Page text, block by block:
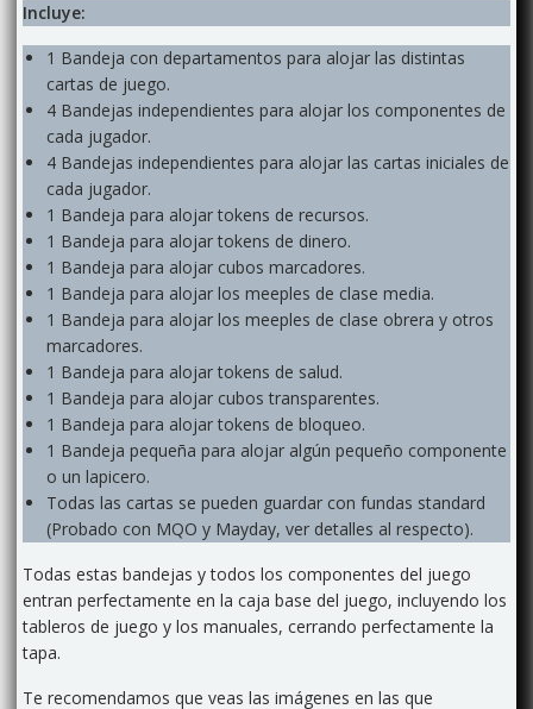
Incluye:
1 Bandeja con departamentos para alojar las distintas
cartas de juego.
4 Bandejas independientes para alojar los componentes de
cada jugador.
4 Bandejas independientes para alojar las cartas iniciales de
cada jugador.
1 Bandeja para alojar tokens de recursos.
1 Bandeja para alojar tokens de dinero.
1 Bandeja para alojar cubos marcadores.
1 Bandeja para alojar los meeples de clase media.
1 Bandeja para alojar los meeples de clase obrera y otros
marcadores.
1 Bandeja para alojar tokens de salud.
1 Bandeja para alojar cubos transparentes.
1 Bandeja para alojar tokens de bloqueo.
1 Bandeja pequeña para alojar algún pequeño componente
o un lapicero.
Todas las cartas se pueden guardar con fundas standard
(Probado con MQO y Mayday, ver detalles al respecto).
Todas estas bandejas y todos los componentes del juego
entran perfectamente en la caja base del juego, incluyendo los
tableros de juego y los manuales, cerrando perfectamente la
tapa.
Te recomendamos que veas las imágenes en las que